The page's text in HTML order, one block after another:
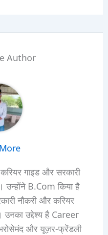
Author
गाइड और सरकारी
उन्होंने B.Com किया है
नौकरी और करियर
उद्देश्य है Career
और यूज़र-फ्रेंडली